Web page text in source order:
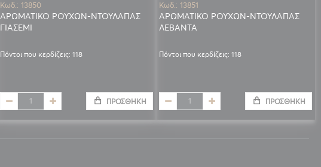
Κωδ.: 13850
ΑΡΩΜΑΤΙΚΟ ΡΟΥΧΩΝ-ΝΤΟΥΛΑΠΑΣ
ΓΙΑΣΕΜΙ
Πόντοι που κερδίζεις: 118
ΠΡΟΣΘΉΚΗ
Κωδ.: 13851
ΑΡΩΜΑΤΙΚΟ ΡΟΥΧΩΝ-ΝΤΟΥΛΑΠΑΣ
ΛΕΒΑΝΤΑ
Πόντοι που κερδίζεις: 118
ΠΡΟΣΘΉΚΗ